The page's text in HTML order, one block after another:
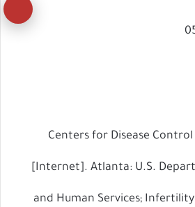
Centers for Disease
[Internet]. Atlanta: U.S.
and Human Services;
زر